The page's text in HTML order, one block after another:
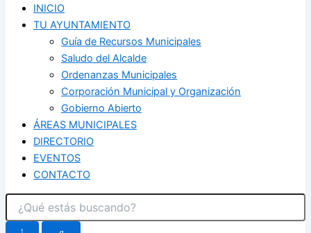
INICIO
TU AYUNTAMIENTO
Guía de Recursos Municipales
Saludo del Alcalde
Ordenanzas Municipales
Corporación Municipal y Organización
Gobierno Abierto
ÁREAS MUNICIPALES
DIRECTORIO
EVENTOS
CONTACTO